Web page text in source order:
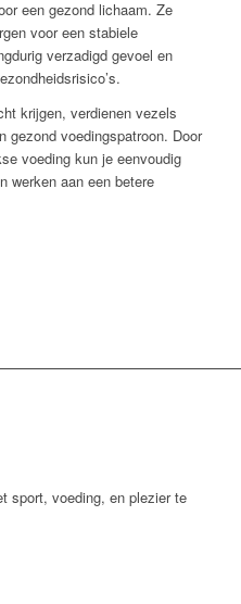
een gezond lichaam. Ze
voor een stabiele
verzadigd gevoel en
krijgen, verdienen vezels
gezond voedingspatroon. Door
voeding kun je eenvoudig
werken aan een betere
sport, voeding, en plezier te